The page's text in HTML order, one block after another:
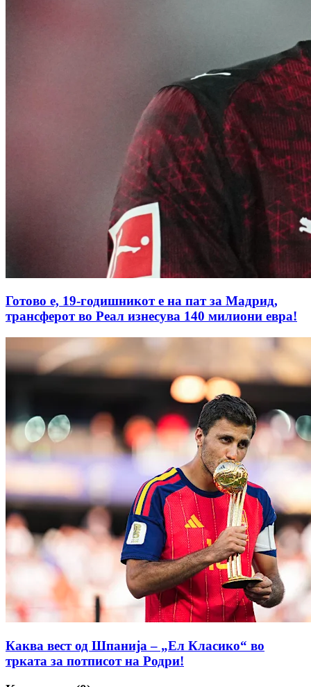
Готово е, 19-годишникот е на пат за Мадрид,
трансферот во Реал изнесува 140 милиони евра!
Каква вест од Шпанија – „Ел Класико“ во
трката за потписот на Родри!